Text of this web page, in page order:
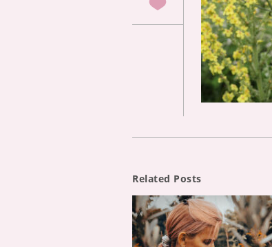
Related Posts